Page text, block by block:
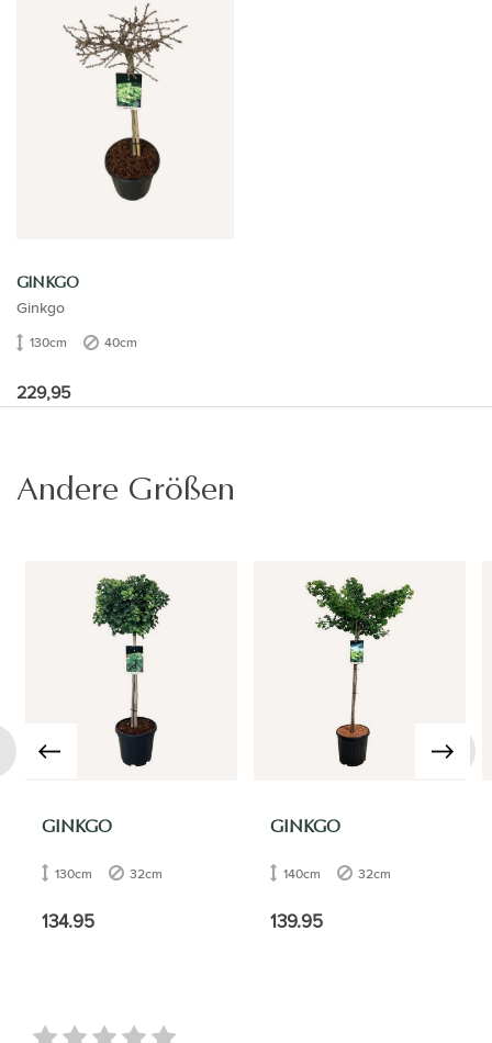
GINKGO
Ginkgo
130cm 40cm
229,95
Andere Größen
GINKGO
130cm 32cm
134.95
GINKGO
140cm 32cm
139.95
›